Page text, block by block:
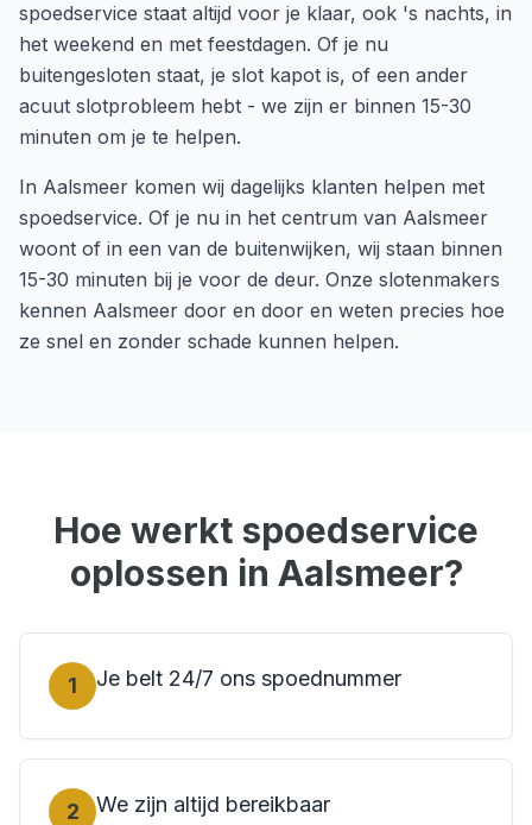
spoedservice staat altijd voor je klaar, ook 's nachts, in
het weekend en met feestdagen. Of je nu
buitengesloten staat, je slot kapot is, of een ander
acuut slotprobleem hebt - we zijn er binnen 15-30
minuten om je te helpen.
In Aalsmeer komen wij dagelijks klanten helpen met
spoedservice. Of je nu in het centrum van Aalsmeer
woont of in een van de buitenwijken, wij staan binnen
15-30 minuten bij je voor de deur. Onze slotenmakers
kennen Aalsmeer door en door en weten precies hoe
ze snel en zonder schade kunnen helpen.
Hoe werkt spoedservice
oplossen in Aalsmeer?
1 Je belt 24/7 ons spoednummer
2 We zijn altijd bereikbaar